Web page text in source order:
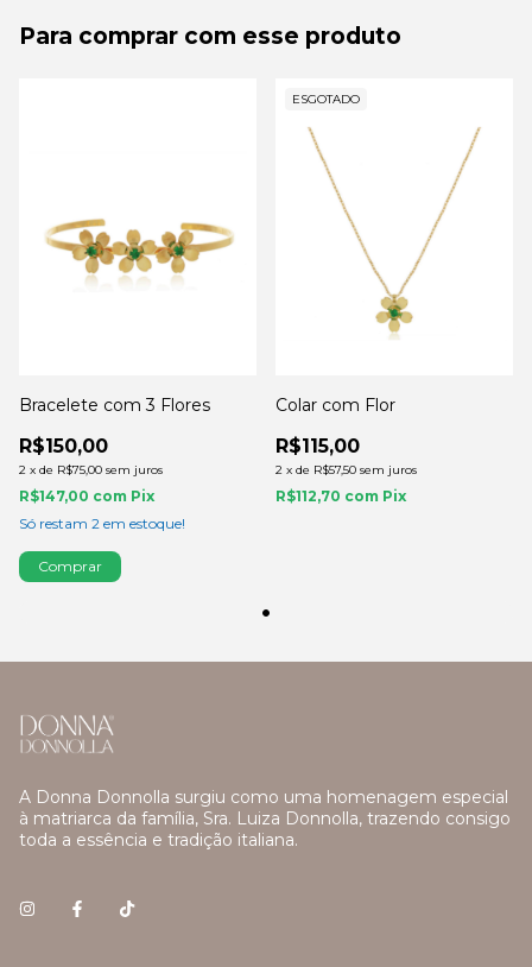
Para comprar com esse produto
Bracelete com 3 Flores
R$150,00
2 x de R$75,00 sem juros
R$147,00 com Pix
Só restam 2 em estoque!
ESGOTADO
Colar com Flor
R$115,00
2 x de R$57,50 sem juros
R$112,70 com Pix
A Donna Donnolla surgiu como uma homenagem especial
à matriarca da família, Sra. Luiza Donnolla, trazendo consigo
toda a essência e tradição italiana.